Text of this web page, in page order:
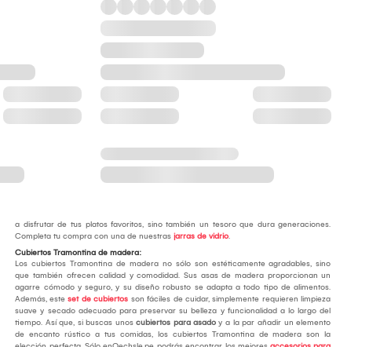
a disfrutar de tus platos favoritos, sino también un tesoro que dura generaciones.
Completa tu compra con una de nuestrasjarras de vidrio.
Cubiertos Tramontina de madera:
Los cubiertos Tramontina de madera no sólo son estéticamente agradables, sino
que también ofrecen calidad y comodidad. Sus asas de madera proporcionan un
agarre cómodo y seguro, y su diseño robusto se adapta a todo tipo de alimentos.
Además, esteset de cubiertos son fáciles de cuidar, simplemente requieren limpieza
suave y secado adecuado para preservar su belleza y funcionalidad a lo largo del
tiempo. Así que, si buscas unoscubiertos para asadoy a la par añadir un elemento
de encanto rústico a tus comidas, los cubiertos Tramontina de madera son la